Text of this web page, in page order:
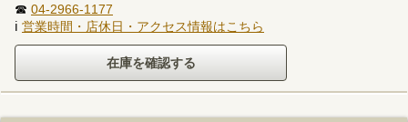
☎ 04-2966-1177
ℹ 営業時間・店休日・アクセス情報はこちら